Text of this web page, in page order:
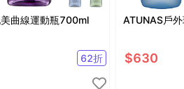
曲線運動瓶700ml
62折
ATUNAS戶
$630